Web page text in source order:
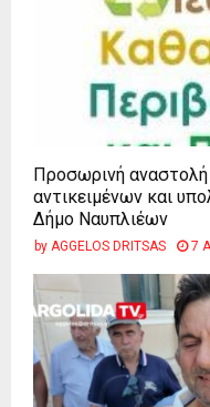
Προσωρινή
αντικειμένων και
Δήμο Ναυπλιέων
by AGGELOS DRITSAS 7